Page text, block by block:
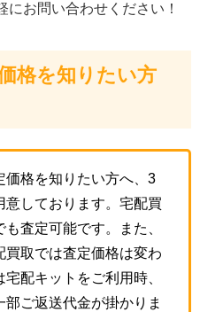
にお問い合わせください！
格を知りたい方
価格を知りたい方へ、3
しております。宅配買
査定可能です。また、
買取では査定価格は変わ
配キットをご利用時、
ご返送代金が掛かりま